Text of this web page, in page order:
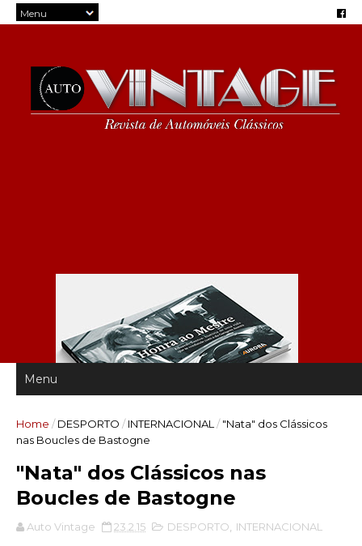
Home / DESPORTO / INTERNACIONAL / "Nata" dos Clássicos
nas Boucles de Bastogne
"Nata" dos Clássicos nas
Boucles de Bastogne
Auto Vintage 23.2.15 DESPORTO INTERNACIONAL